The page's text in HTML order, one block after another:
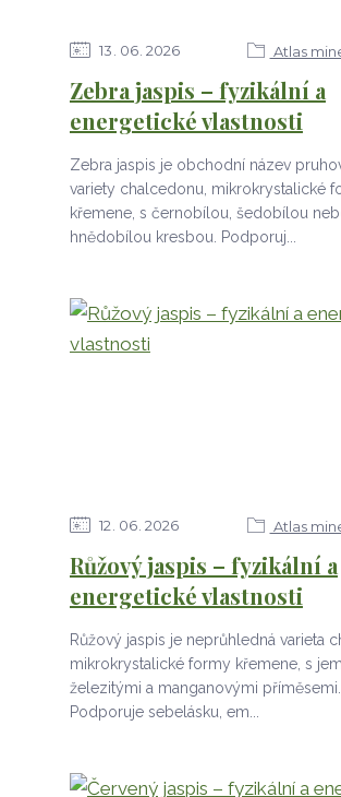
13 06 2026 Atlas
Zebra jaspis – fyzikální a
energetické vlastnosti
Zebra jaspis je obchodní název
variety chalcedonu, mikrokrystalické
křemene, s černobílou, šedobílou
hnědobílou kresbou. Podporuj...
12 06 2026 Atlas
Růžový jaspis – fyzikální a
energetické vlastnosti
Růžový jaspis je neprůhledná varieta
mikrokrystalické formy křemene, s
železitými a manganovými příměsemi.
Podporuje sebelásku, em...